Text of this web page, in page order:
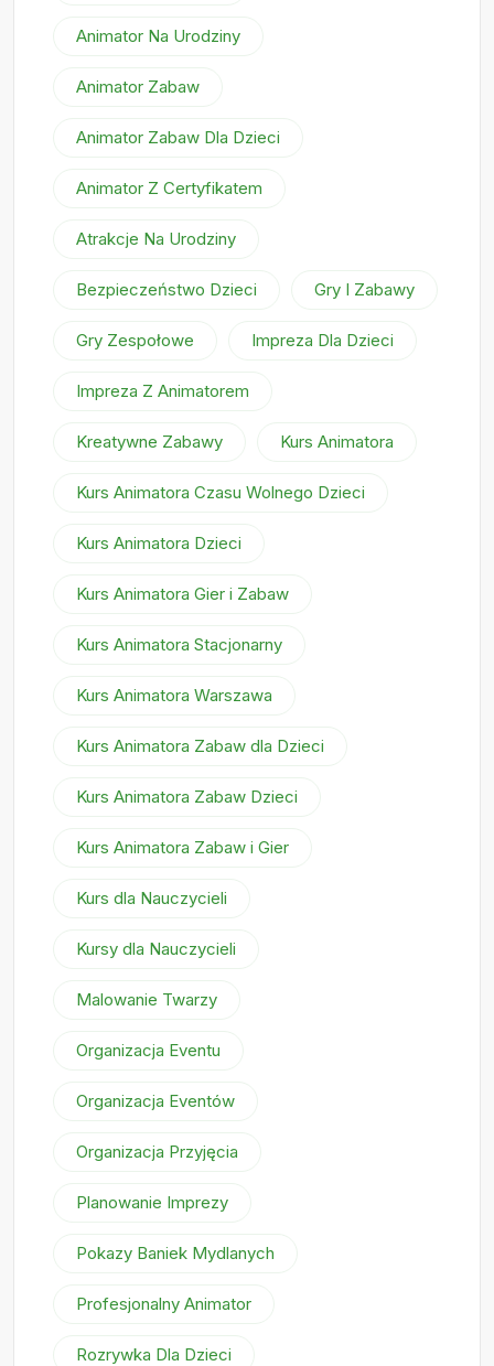
Animator Na Urodziny
Animator Zabaw
Animator Zabaw Dla Dzieci
Animator Z Certyfikatem
Atrakcje Na Urodziny
Bezpieczeństwo Dzieci Gry I Zabawy
Gry Zespołowe Impreza Dla Dzieci
Impreza Z Animatorem
Kreatywne Zabawy Kurs Animatora
Kurs Animatora Czasu Wolnego Dzieci
Kurs Animatora Dzieci
Kurs Animatora Gier i Zabaw
Kurs Animatora Stacjonarny
Kurs Animatora Warszawa
Kurs Animatora Zabaw dla Dzieci
Kurs Animatora Zabaw Dzieci
Kurs Animatora Zabaw i Gier
Kurs dla Nauczycieli
Kursy dla Nauczycieli
Malowanie Twarzy
Organizacja Eventu
Organizacja Eventów
Organizacja Przyjęcia
Planowanie Imprezy
Pokazy Baniek Mydlanych
Profesjonalny Animator
Rozrywka Dla Dzieci